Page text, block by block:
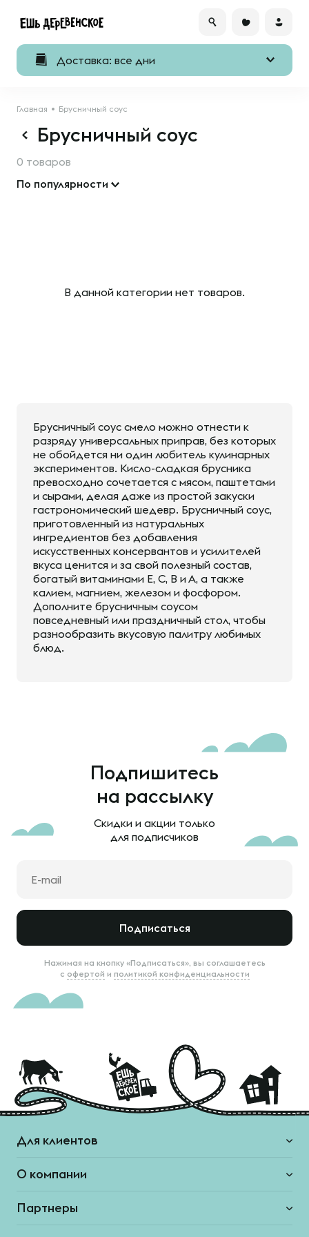
Доставка: все дни
Главная Брусничный соус
Брусничный соус
0 товаров
По популярности
В данной категории нет товаров.
Брусничный соус смело можно отнести к
разряду универсальных приправ, без которых
не обойдется ни один любитель кулинарных
экспериментов. Кисло-сладкая брусника
превосходно сочетается с мясом, паштетами
и сырами, делая даже из простой закуски
гастрономический шедевр. Брусничный соус,
приготовленный из натуральных
ингредиентов без добавления
искусственных консервантов и усилителей
вкуса ценится и за свой полезный состав,
богатый витаминами Е, С, В и А, а также
калием, магнием, железом и фосфором.
Дополните брусничным соусом
повседневный или праздничный стол, чтобы
разнообразить вкусовую палитру любимых
блюд.
Подпишитесь
на рассылку
Скидки и акции только
для подписчиков
Подписаться
Нажимая на кнопку «Подписаться», вы соглашаетесь
с офертой и политикой конфиденциальности
Для клиентов
О компании
Партнеры